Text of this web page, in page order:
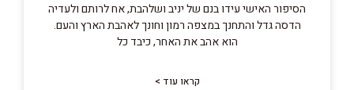
הסיפור האישי עידו בנם של יניב ושלהבת, אח לרותם ולעדיה
הדסה גדל והתחנך במצפה רמון וחונך לאהבת הארץ והעם.
הוא אהב את האחר, כיבד כל
קראו עוד >